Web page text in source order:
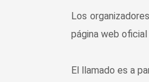
Los
página web
El llamado es a